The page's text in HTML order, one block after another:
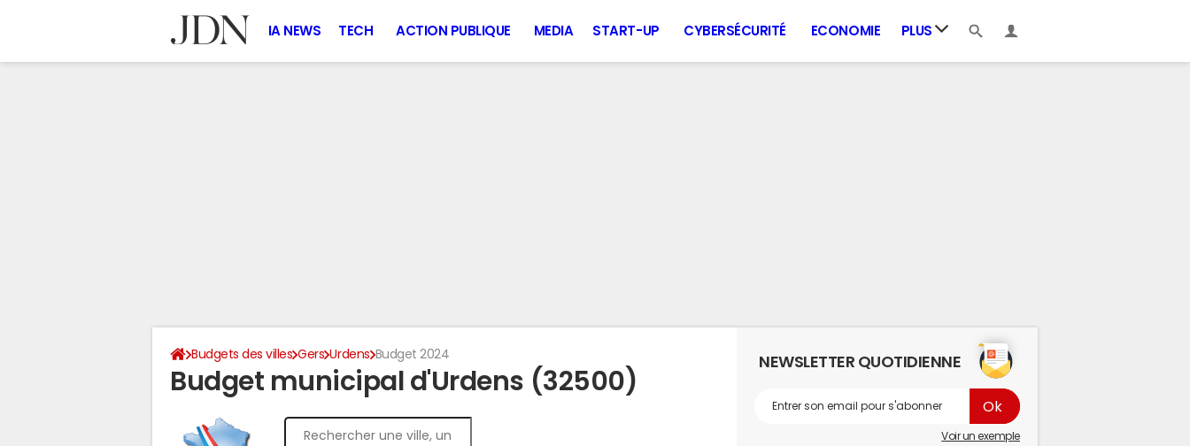
IA NEWS TECH ACTION PUBLIQUE MEDIA START-UP CYBERSÉCURITÉ ECONOMIE PLUS
Budgets des villes Gers Urdens Budget 2024
Budget municipal d'Urdens (32500)
NEWSLETTER QUOTIDIENNE
Voir un exemple